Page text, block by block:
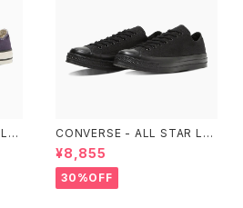
CONVERSE - ALL STAR LG
CY OX （ALL BLACK)
¥8,855
30%OFF